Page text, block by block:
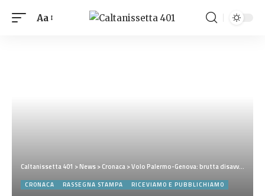
Aa
Caltanissetta 401 >News>Cronaca>Volo Palermo-Genova: brutta disavventura per i viaggiatori e tra questi una nissena. Foto e racconto
CRONACA RASSEGNA STAMPA RICEVIAMO E PUBBLICHIAMO